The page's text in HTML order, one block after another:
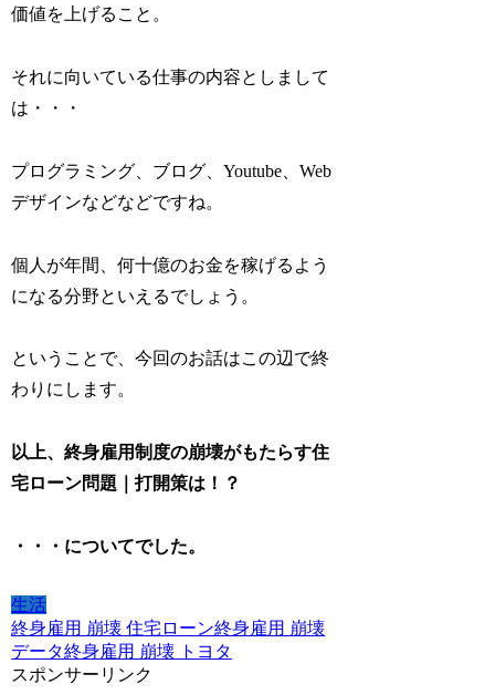
価値を上げること。
それに向いている仕事の内容としまして
は・・・
プログラミング、ブログ、Youtube、Web
デザインなどなどですね。
個人が年間、何十億のお金を稼げるよう
になる分野といえるでしょう。
ということで、今回のお話はこの辺で終
わりにします。
以上、終身雇用制度の崩壊がもたらす住
宅ローン問題｜打開策は！？
・・・についてでした。
生活
終身雇用 崩壊 住宅ローン終身雇用 崩壊
データ終身雇用 崩壊 トヨタ
スポンサーリンク